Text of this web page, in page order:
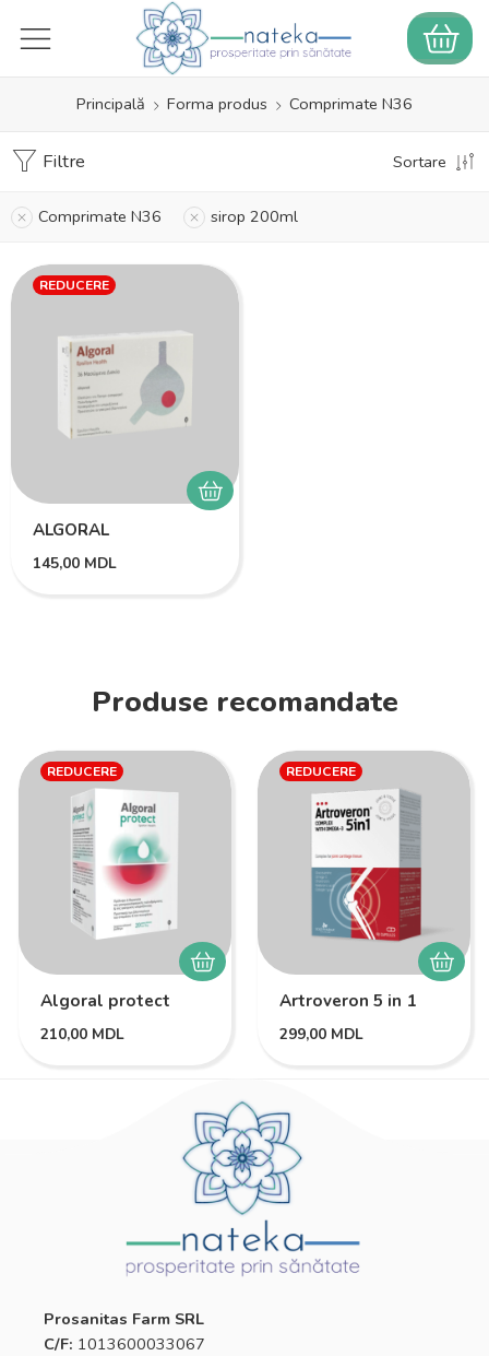
Principală Forma produs Comprimate N36
Filtre Sortare
Comprimate N36 sirop 200ml
REDUCERE
ALGORAL
145,00 MDL
Produse recomandate
REDUCERE
Algoral protect
210,00 MDL
REDUCERE
Artroveron 5 in 1
299,00 MDL
Prosanitas Farm SRL
C/F: 1013600033067